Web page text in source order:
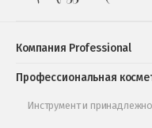
Компания Professional
Профессиональная
Инструмент и
Обучающее видео